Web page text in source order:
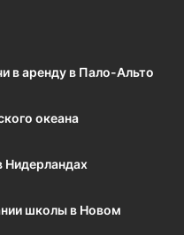
в аренду в Пало-Альто
океана
Нидерландах
школы в Новом